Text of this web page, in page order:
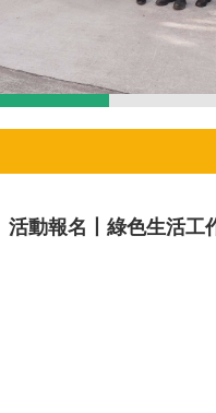
活動報名丨綠色生活工